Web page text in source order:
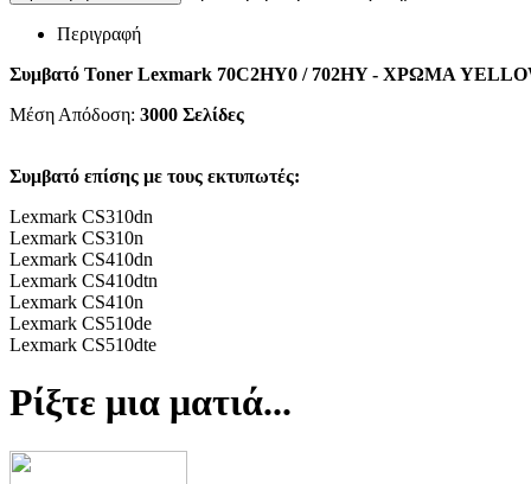
Περιγραφή
Συμβατό Toner Lexmark 70C2HY0 / 702HY - ΧΡΩΜΑ
Μέση Απόδοση: 3000 Σελίδες
Συμβατό επίσης με τους εκτυπωτές:
Lexmark CS310dn
Lexmark CS310n
Lexmark CS410dn
Lexmark CS410dtn
Lexmark CS410n
Lexmark CS510de
Lexmark CS510dte
Ρίξτε μια ματιά...